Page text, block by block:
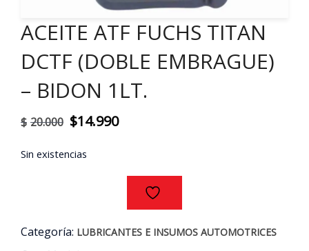
ACEITE ATF FUCHS TITAN
DCTF (DOBLE EMBRAGUE)
– BIDON 1LT.
$ 20.000 El
original
$14.990El
$14.990.
Sin existencias
Categoría: LUBRICANTES E INSUMOS AUTOMOTRICES